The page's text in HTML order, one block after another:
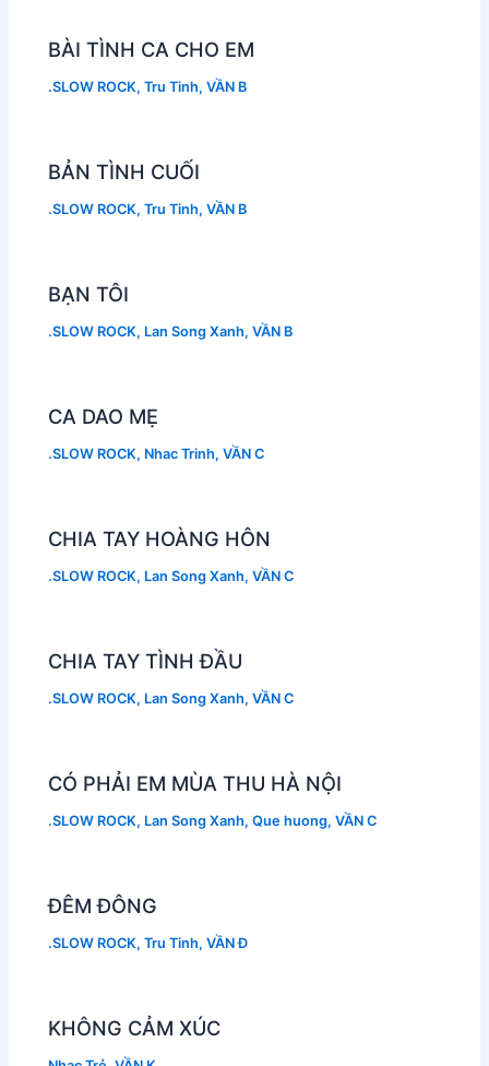
BÀI TÌNH CA CHO EM
.SLOW ROCK,Tru Tinh,VẦN B
BẢN TÌNH CUỐI
.SLOW ROCK,Tru Tinh,VẦN B
BẠN TÔI
.SLOW ROCK, Lan Song Xanh,VẦN B
CA DAO MẸ
.SLOW ROCK, Nhac Trinh,VẦN C
CHIA TAY HOÀNG HÔN
.SLOW ROCK, Lan Song Xanh,VẦN C
CHIA TAY TÌNH ĐẦU
.SLOW ROCK, Lan Song Xanh,VẦN C
CÓ PHẢI EM MÙA THU HÀ NỘI
.SLOW ROCK, Lan Song Xanh,Que huong,VẦN C
ĐÊM ĐÔNG
.SLOW ROCK,Tru Tinh,VẦN Đ
KHÔNG CẢM XÚC